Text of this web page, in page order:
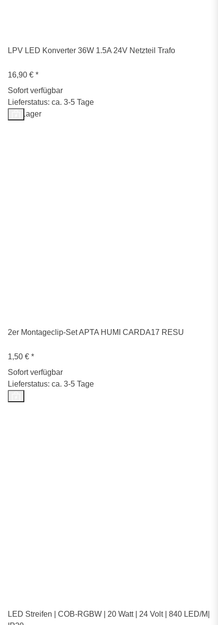
LPV LED Konverter 36W 1.5A 24V Netzteil Trafo
16,90 € *
Sofort verfügbar
Lieferstatus: ca. 3-5 Tage
Auf Lager
2er Montageclip-Set APTA HUMI CARDA17 RESU
1,50 € *
Sofort verfügbar
Lieferstatus: ca. 3-5 Tage
LED Streifen | COB-RGBW | 20 Watt | 24 Volt | 840 LED/M|